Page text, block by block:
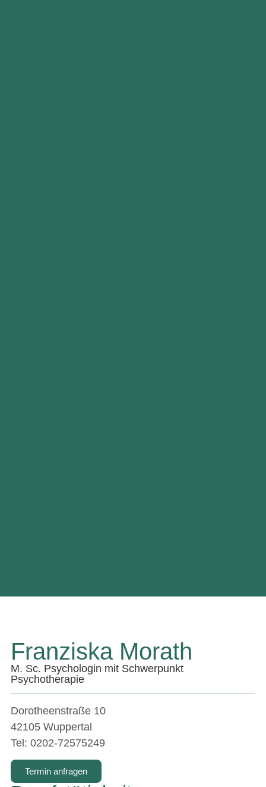
Franziska Morath
M. Sc. Psychologin mit Schwerpunkt
Psychotherapie
Dorotheenstraße 10
42105 Wuppertal
Tel: 0202-72575249
Termin anfragen